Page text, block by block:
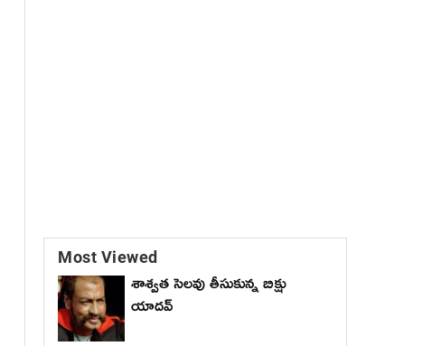
Most Viewed
శాశ్వత సెలవు తీసుకున్న బిక్షు
యాదవ్